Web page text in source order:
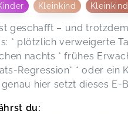
Kleinkind
geschafft – und
* plötzlich verweigerte
nachts * frühes
Regression“ * oder ein
hier setzt dieses E-
du: